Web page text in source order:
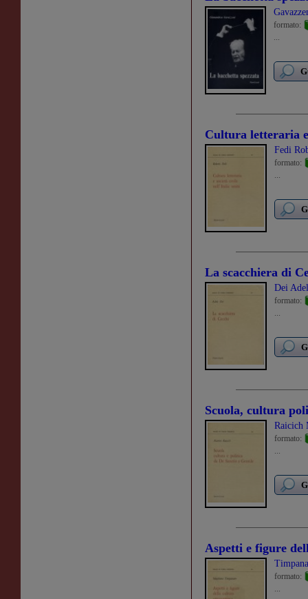
formato:
...
Cultura letteraria
Fedi
formato:
...
La scacchiera di
Dei
formato:
...
Scuola, cultura
Raicich
formato:
...
Aspetti e figure
formato:
...